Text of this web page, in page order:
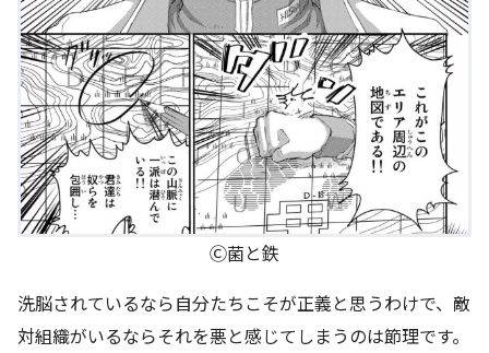
Ⓒ菌と鉄
洗脳されているなら自分たちこそが正義と思うわけで、敵
対組織がいるならそれを悪と感じてしまうのは節理です。